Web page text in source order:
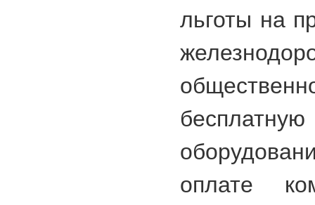
льготы на
оплате